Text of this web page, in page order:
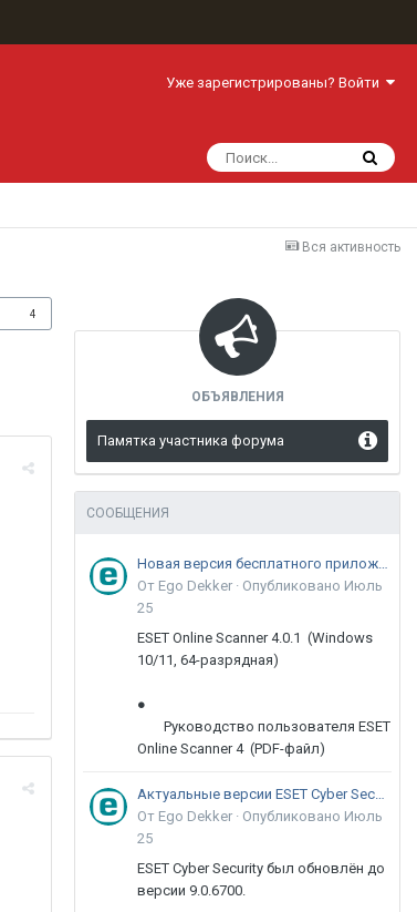
Уже зарегистрированы? Войти
Вся активность
4
ОБЪЯВЛЕНИЯ
Памятка участника форума
СООБЩЕНИЯ
Новая версия бесплатного приложения ESET Online Scanner доступна пользователям
От Ego Dekker · Опубликовано Июль
25
ESET Online Scanner 4.0.1 (Windows
10/11, 64-разрядная)
●
Руководство пользователя ESET
Online Scanner 4 (PDF-файл)
Актуальные версии ESET Cyber Security 9
От Ego Dekker · Опубликовано Июль
25
ESET Cyber Security был обновлён до
версии 9.0.6700.